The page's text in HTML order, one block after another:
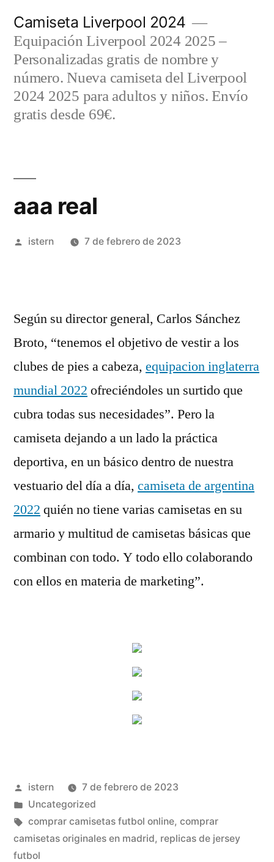
contenido
Camiseta Liverpool 2024
Equipación Liverpool 2024 2025 –
Personalizadas gratis de nombre y
número. Nueva camiseta del Liverpool
2024 2025 para adultos y niños. Envío
gratis desde 69€.
aaa real
Publicado
istern 7 de febrero de 2023
Según su director general, Carlos Sánchez
Broto, “tenemos el objetivo de vestir a los
clubes de pies a cabeza, equipacion inglaterra
mundial 2022 ofreciéndoles un surtido que
cubra todas sus necesidades”. Pero la
camiseta dejando a un lado la práctica
deportiva, en un básico dentro de nuestra
vestuario del día a día, camiseta de argentina
2022 quién no tiene varias camisetas en su
armario y multitud de camisetas básicas que
combinan con todo. Y todo ello colaborando
con ellos en materia de marketing”.
Publicado
por
istern
7 de febrero de 2023
Publicado
en
Uncategorized
Etiquetas:
comprar camisetas futbol online, comprar
camisetas originales en madrid, replicas de jersey
futbol